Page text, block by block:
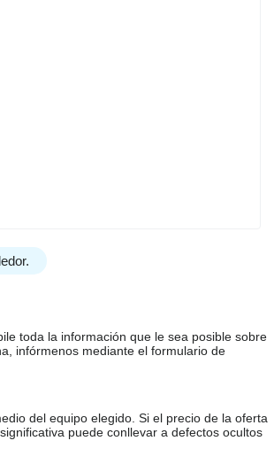
toda la información que le sea posible sobre
infórmenos mediante el formulario de
del equipo elegido. Si el precio de la oferta
puede conllevar a defectos ocultos